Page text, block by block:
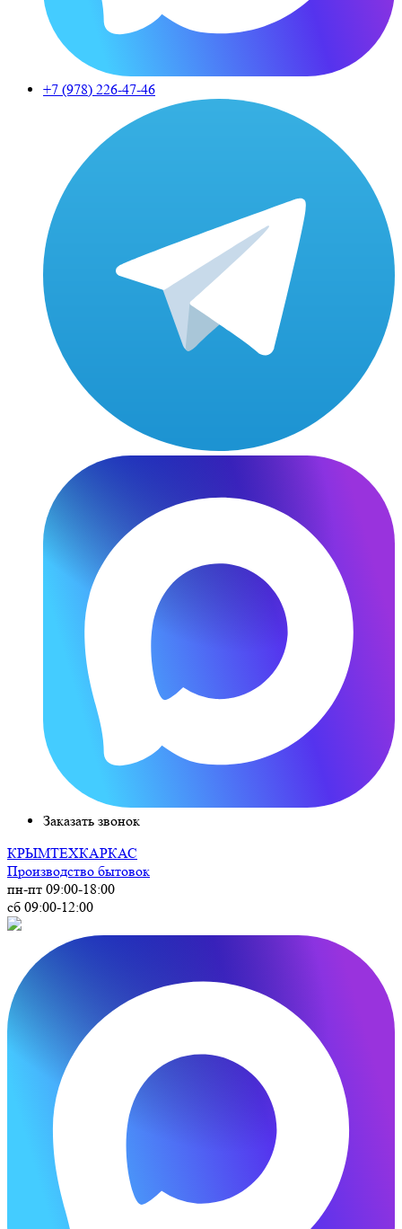
+7 (978) 226-47-46
Заказать звонок
КРЫМТЕХКАРКАС
Производство бытовок
пн-пт 09:00-18:00
сб 09:00-12:00